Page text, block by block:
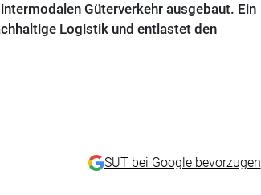
Güterverkehr ausgebaut. Ein
Logistik und entlastet den
SUT bei Google bevorzugen